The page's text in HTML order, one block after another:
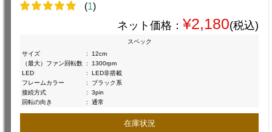
(1)
ネット価格： ¥2,180(税込)
スペック
サイズ
:
12cm
（最大）ファン回転数 :
1300rpm
LED
:
LED非搭載
フレームカラー
:
ブラック系
接続方式
:
3pin
回転の向き
: 通常
在庫状況